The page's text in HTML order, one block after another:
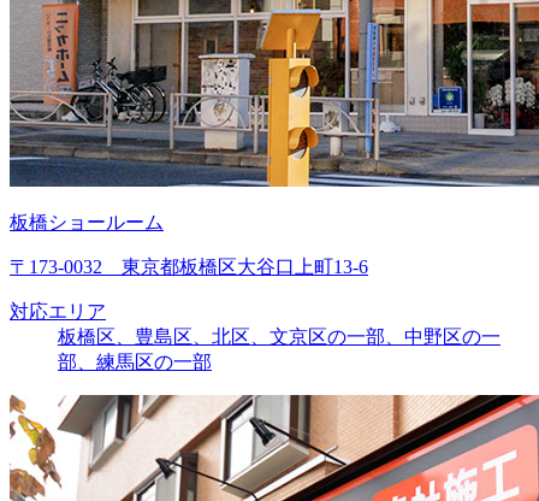
板橋ショールーム
〒173-0032 東京都板橋区大谷口上町13-6
対応エリア
板橋区、豊島区、北区、文京区の一部、中野区の一
部、練馬区の一部